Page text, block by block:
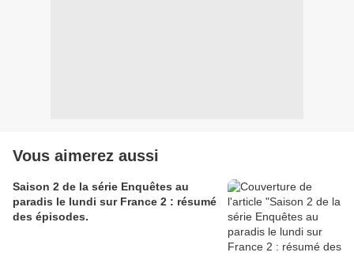
Vous aimerez aussi
Saison 2 de la série Enquêtes au
paradis le lundi sur France 2 : résumé
des épisodes.